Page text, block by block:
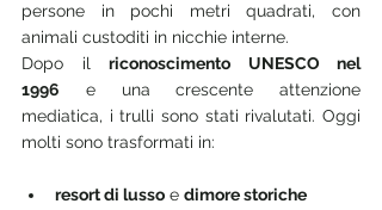
persone in pochi metri quadrati, con
animali custoditi in nicchie interne.
Dopo il riconoscimento UNESCO nel
1996 e una crescente attenzione
mediatica, i trulli sono stati rivalutati. Oggi
molti sono trasformati in:
resort di lusso e dimore storiche